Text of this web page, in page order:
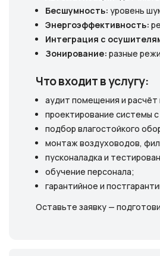
Бесшумность: уровень
Энергоэффективность:
Интеграция с
Зонирование: разные
Что входит в услугу:
аудит помещения и
проектирование системы
подбор влагостойкого
монтаж воздуховодов,
пусконаладка и
обучение персонала;
гарантийное и
Оставьте заявку —